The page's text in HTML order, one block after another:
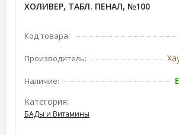
ХОЛИВЕР, ТАБЛ. ПЕНАЛ, №100
Код товара:
Производитель:
Наличие:
Категория:
БАДы и Витамины